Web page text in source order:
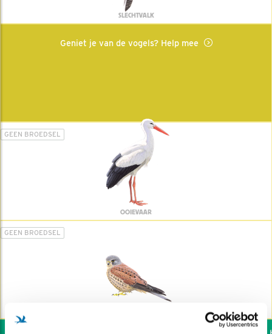
SLECHTVALK
Geniet je van de vogels? Help mee
GEEN BROEDSEL
OOIEVAAR
GEEN BROEDSEL